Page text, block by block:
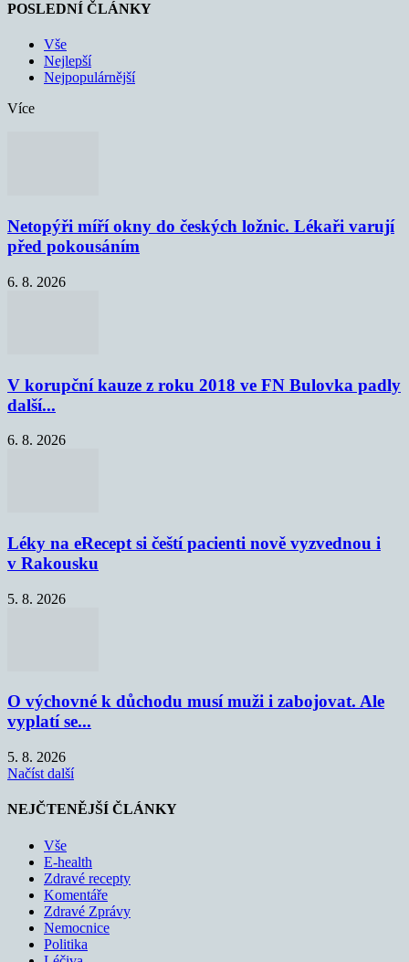
POSLEDNÍ ČLÁNKY
Vše
Nejlepší
Nejpopulárnější
Více
Netopýři míří okny do českých ložnic. Lékaři varují
před pokousáním
6. 8. 2026
V korupční kauze z roku 2018 ve FN Bulovka padly
další...
6. 8. 2026
Léky na eRecept si čeští pacienti nově vyzvednou i
v Rakousku
5. 8. 2026
O výchovné k důchodu musí muži i zabojovat. Ale
vyplatí se...
5. 8. 2026
Načíst další
NEJČTENĚJŠÍ ČLÁNKY
Vše
E-health
Zdravé recepty
Komentáře
Zdravé Zprávy
Nemocnice
Politika